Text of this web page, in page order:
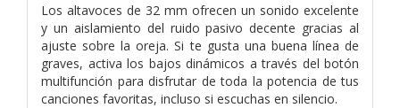
Los altavoces de 32 mm ofrecen un sonido excelente
y un aislamiento del ruido pasivo decente gracias al
ajuste sobre la oreja. Si te gusta una buena línea de
graves, activa los bajos dinámicos a través del botón
multifunción para disfrutar de toda la potencia de tus
canciones favoritas, incluso si escuchas en silencio.